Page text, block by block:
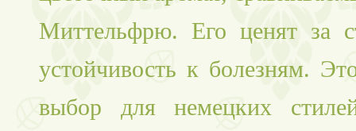
Миттельфрю. Его ценят за
устойчивость к болезням.
выбор для немецких